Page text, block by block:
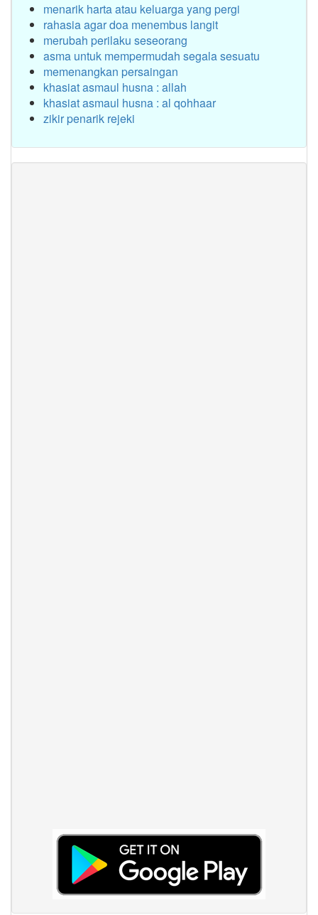
menarik harta atau keluarga yang pergi
rahasia agar doa menembus langit
merubah perilaku seseorang
asma untuk mempermudah segala sesuatu
memenangkan persaingan
khasiat asmaul husna : allah
khasiat asmaul husna : al qohhaar
zikir penarik rejeki